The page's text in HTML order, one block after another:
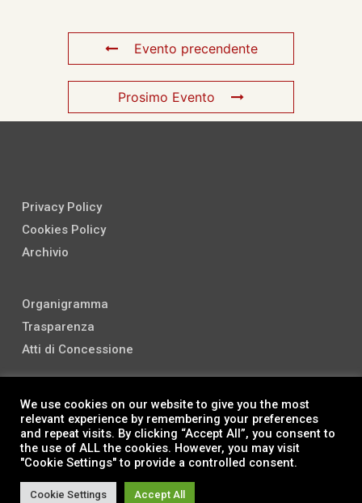
Evento precendente
Prosimo Evento
Privacy Policy
Cookies Policy
Archivio
Organigramma
Trasparenza
Atti di Concessione
© 2026 Noto Musica Festival.
We use cookies on our website to give you the most
relevant experience by remembering your preferences
and repeat visits. By clicking “Accept All”, you consent to
the use of ALL the cookies. However, you may visit
"Cookie Settings" to provide a controlled consent.
Cookie Settings Accept All